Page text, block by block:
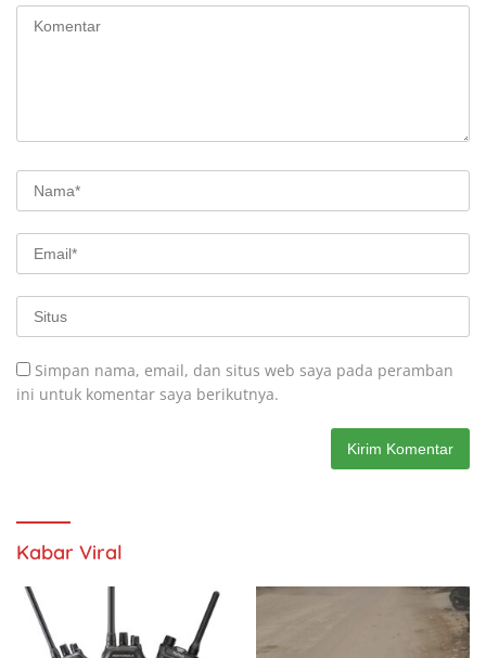
Simpan nama, email, dan situs web saya pada peramban
ini untuk komentar saya berikutnya.
Kabar Viral